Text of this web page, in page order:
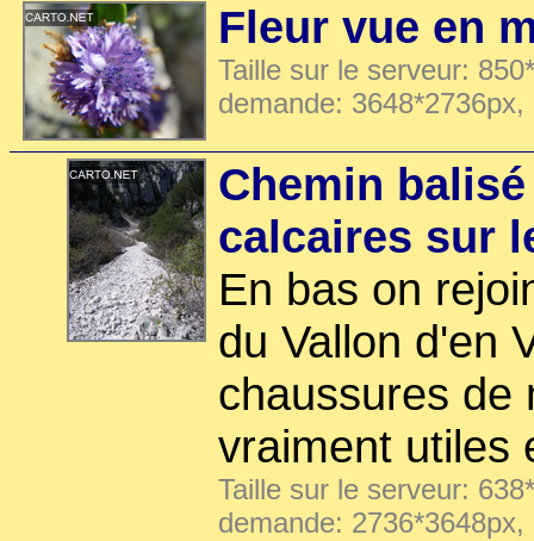
Fleur vue en
Taille sur le serveur:
demande:
Chemin
calcaires sur
En bas on
du Vallon d'en
chaussures de
vraiment utiles
Taille sur le serveur:
demande: